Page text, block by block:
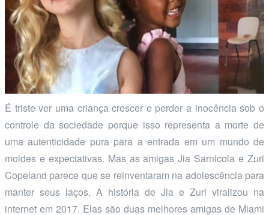
É triste ver uma criança crescer e perder a inocência sob o
controle da sociedade porque isso representa a morte de
uma autenticidade pura para a entrada em um mundo de
moldes e expectativas. Mas as amigas Jia Sarnicola e Zuri
Copeland parece que se reinventaram na adolescência para
manter seus laços. A história de Jia e Zuri viralizou na
internet em 2017. Elas são duas melhores amigas de Miami